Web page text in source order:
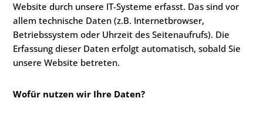
Website durch unsere IT-Systeme erfasst. Das sind vor
allem technische Daten (z.B. Internetbrowser,
Betriebssystem oder Uhrzeit des Seitenaufrufs). Die
Erfassung dieser Daten erfolgt automatisch, sobald Sie
unsere Website betreten.
Wofür nutzen wir Ihre Daten?